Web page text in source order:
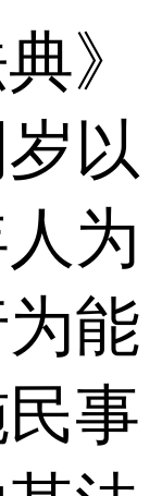
》
以
为
能
事